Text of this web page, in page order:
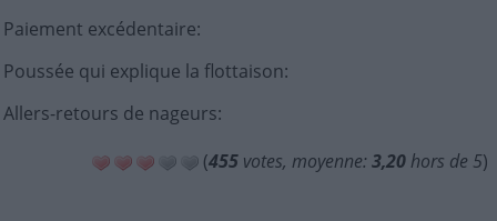
Paiement excédentaire:
Poussée qui explique la flottaison:
Allers-retours de nageurs:
(455 votes, moyenne: 3,20hors de 5)